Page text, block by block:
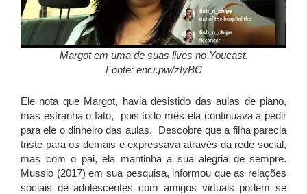
Margot em uma de suas lives no Youcast.
Fonte: encr.pw/zIyBC
Ele nota que Margot, havia desistido das aulas de piano,
mas estranha o fato, pois todo mês ela continuava a pedir
para ele o dinheiro das aulas. Descobre que a filha parecia
triste para os demais e expressava através da rede social,
mas com o pai, ela mantinha a sua alegria de sempre.
Mussio (2017) em sua pesquisa, informou que as relações
sociais de adolescentes com amigos virtuais podem se